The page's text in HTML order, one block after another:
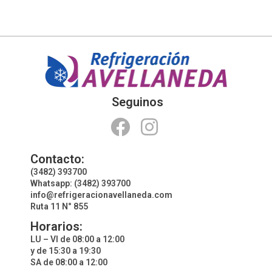
Seguinos
Contacto:
(3482) 393700
Whatsapp: (3482) 393700
info@refrigeracionavellaneda.com
Ruta 11 N° 855
Horarios:
LU – VI de 08:00 a 12:00
y de 15:30 a 19:30
SA de 08:00 a 12:00